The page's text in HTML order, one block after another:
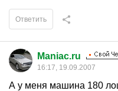
Ответить
Maniac.ru
16:17, 19.09.2007
А у меня машина 180